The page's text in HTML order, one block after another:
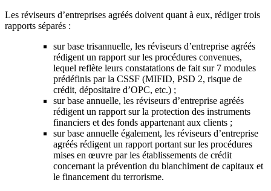
Les réviseurs d’entreprises agréés doivent quant à eux, rédiger trois
rapports séparés :
sur base trisannuelle, les réviseurs d’entreprise agréés
rédigent un rapport sur les procédures convenues,
lequel reflète leurs constatations de fait sur 7 modules
prédéfinis par la CSSF (MIFID, PSD 2, risque de
crédit, dépositaire d’OPC, etc.) ;
sur base annuelle, les réviseurs d’entreprise agréés
rédigent un rapport sur la protection des instruments
financiers et des fonds appartenant aux clients ;
sur base annuelle également, les réviseurs d’entreprise
agréés rédigent un rapport portant sur les procédures
mises en œuvre par les établissements de crédit
concernant la prévention du blanchiment de capitaux et
le financement du terrorisme.